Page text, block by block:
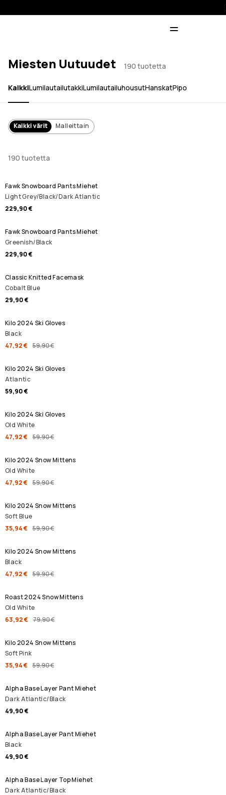
Miesten Uutuudet 190 tuotetta
KaikkiLumilautailutakkiLumilautailuhousutHanskatPipo
Kaikki värit Malleittain
190 tuotetta
Fawk Snowboard Pants Miehet
Light Grey/Black/Dark Atlantic
229,90 €
Fawk Snowboard Pants Miehet
Greenish/Black
229,90 €
Classic Knitted Facemask
Cobalt Blue
29,90 €
ALENNUSMYYNTI
Kilo 2024 Ski Gloves
Black
47,92 € 59,90 €
Kilo 2024 Ski Gloves
Atlantic
59,90 €
ALENNUSMYYNTI
Kilo 2024 Ski Gloves
Old White
47,92 € 59,90 €
ALENNUSMYYNTI
Kilo 2024 Snow Mittens
Old White
47,92 € 59,90 €
ALENNUSMYYNTI
Kilo 2024 Snow Mittens
Soft Blue
35,94 € 59,90 €
ALENNUSMYYNTI
Kilo 2024 Snow Mittens
Black
47,92 € 59,90 €
ALENNUSMYYNTI
Roast 2024 Snow Mittens
Old White
63,92 € 79,90 €
ALENNUSMYYNTI
Kilo 2024 Snow Mittens
Soft Pink
35,94 € 59,90 €
Alpha Base Layer Pant Miehet
Dark Atlantic/Black
49,90 €
Alpha Base Layer Pant Miehet
Black
49,90 €
Alpha Base Layer Top Miehet
Dark Atlantic/Black